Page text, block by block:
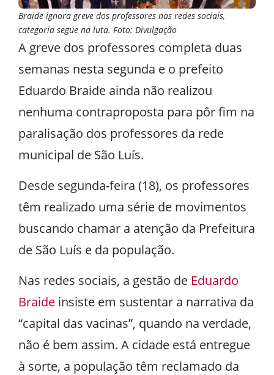
Braide ignora greve dos professores nas redes sociais,
categoria segue na luta. Foto: Divulgação
A greve dos professores completa duas
semanas nesta segunda e o prefeito
Eduardo Braide ainda não realizou
nenhuma contraproposta para pôr fim na
paralisação dos professores da rede
municipal de São Luís.
Desde segunda-feira (18), os professores
têm realizado uma série de movimentos
buscando chamar a atenção da Prefeitura
de São Luís e da população.
Nas redes sociais, a gestão de Eduardo
Braide insiste em sustentar a narrativa da
“capital das vacinas”, quando na verdade,
não é bem assim. A cidade está entregue
à sorte, a população têm reclamado da